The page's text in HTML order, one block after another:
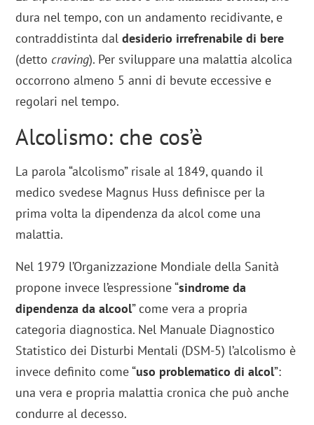
dura nel tempo, con un andamento recidivante, e
contraddistinta daldesiderio irrefrenabile di bere
(detto craving). Per sviluppare una malattia alcolica
occorrono almeno 5 anni di bevute eccessive e
regolari nel tempo.
Alcolismo: che cos’è
La parola “alcolismo” risale al 1849, quando il
medico svedese Magnus Huss definisce per la
prima volta la dipendenza da alcol come una
malattia.
Nel 1979 l’Organizzazione Mondiale della Sanità
propone invece l’espressione “sindrome da
dipendenza da alcool” come vera a propria
categoria diagnostica. Nel Manuale Diagnostico
Statistico dei Disturbi Mentali (DSM-5) l’alcolismo è
invece definito come “uso problematico di alcol”:
una vera e propria malattia cronica che può anche
condurre al decesso.